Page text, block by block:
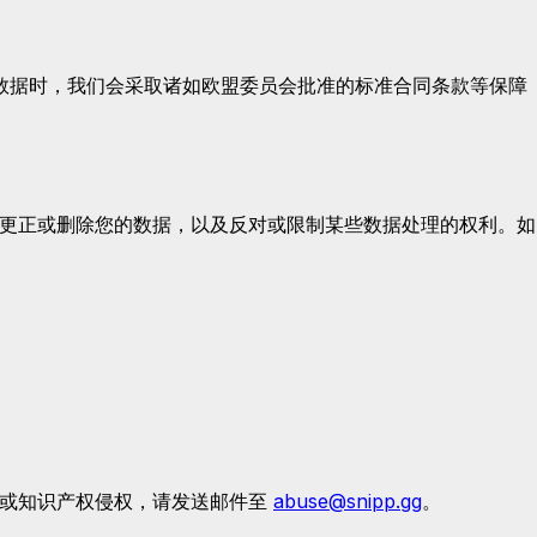
时，我们会采取诸如欧盟委员会批准的标准合同条款等保障
或删除您的数据，以及反对或限制某些数据处理的权利。如
知识产权侵权，请发送邮件至 abuse@snipp.gg。